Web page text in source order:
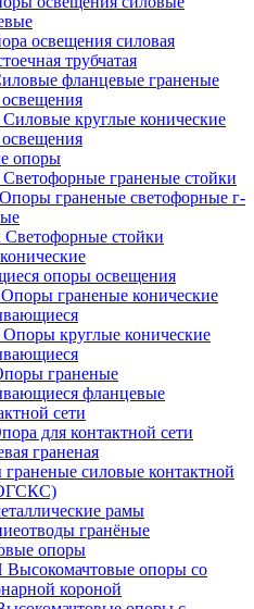
освещения силовая
трубчатая
фланцевые граненые
круглые конические
опоры
граненые стойки
граненые светофорные г-
стойки
опоры освещения
граненые конические
круглые конические
граненые
фланцевые
сети
для контактной сети
граненая
силовые контактной
рамы
гранёные
опоры
опоры со
короной